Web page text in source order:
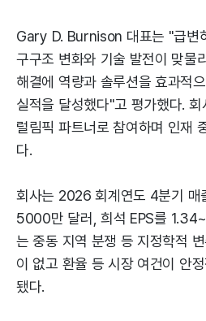
Gary D. Burnison 대표는 "급변
구구조 변화와 기술 발전이 맞물
해결에 역량과 솔루션을 효과적
실적을 달성했다"고 평가했다.
럴림픽 파트너로 참여하며 인재
다.
회사는 2026 회계연도 4분기
5000만 달러, 희석 EPS를
는 중동 지역 분쟁 등 지정학적
이 없고 환율 등 시장 여건이 안
됐다.